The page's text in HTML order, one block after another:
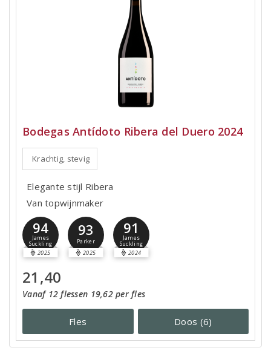
Bodegas Antídoto Ribera del Duero 2024
Krachtig, stevig
Elegante stijl Ribera
Van topwijnmaker
94
James
Suckling
2025
93
Parker
2025
91
James
Suckling
2024
21,40
Vanaf 12 flessen 19,62 per fles
Fles Doos (6)